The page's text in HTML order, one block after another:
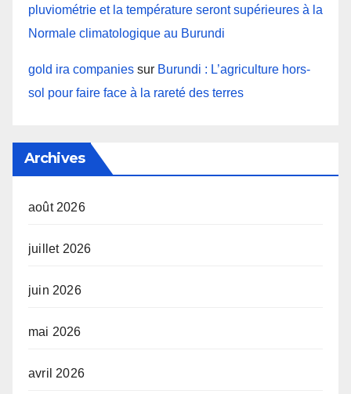
pluviométrie et la température seront supérieures à la
Normale climatologique au Burundi
gold ira companies sur Burundi : L’agriculture hors-
sol pour faire face à la rareté des terres
Archives
août 2026
juillet 2026
juin 2026
mai 2026
avril 2026